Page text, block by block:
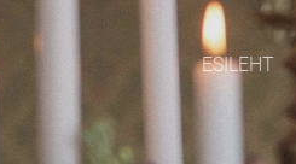
ESILEHT